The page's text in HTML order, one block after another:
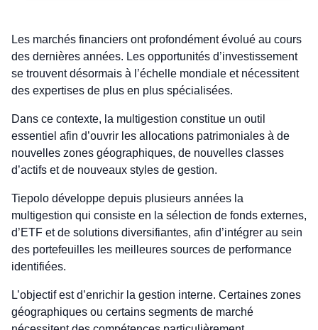
Les marchés financiers ont profondément évolué au cours
des dernières années. Les opportunités d’investissement
se trouvent désormais à l’échelle mondiale et nécessitent
des expertises de plus en plus spécialisées.
Dans ce contexte, la multigestion constitue un outil
essentiel afin d’ouvrir les allocations patrimoniales à de
nouvelles zones géographiques, de nouvelles classes
d’actifs et de nouveaux styles de gestion.
Tiepolo développe depuis plusieurs années la
multigestion qui consiste en la sélection de fonds externes,
d’ETF et de solutions diversifiantes, afin d’intégrer au sein
des portefeuilles les meilleures sources de performance
identifiées.
L’objectif est d’enrichir la gestion interne. Certaines zones
géographiques ou certains segments de marché